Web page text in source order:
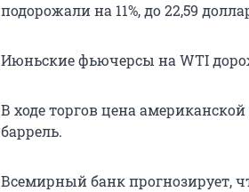
подорожали на 11%, до 22,59
Июньские фьючерсы на WTI
В ходе торгов цена
баррель.
Всемирный банк прогнозирует,